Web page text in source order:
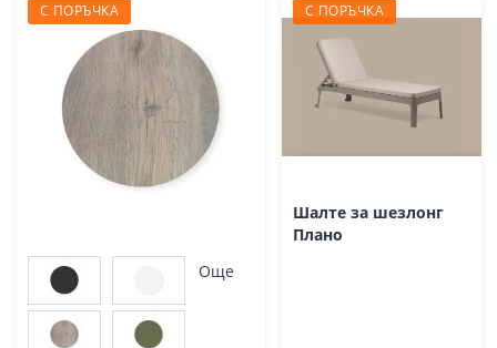
С ПОРЪЧКА
Още
С ПОРЪЧКА
Шалте за шезлонг
Плано